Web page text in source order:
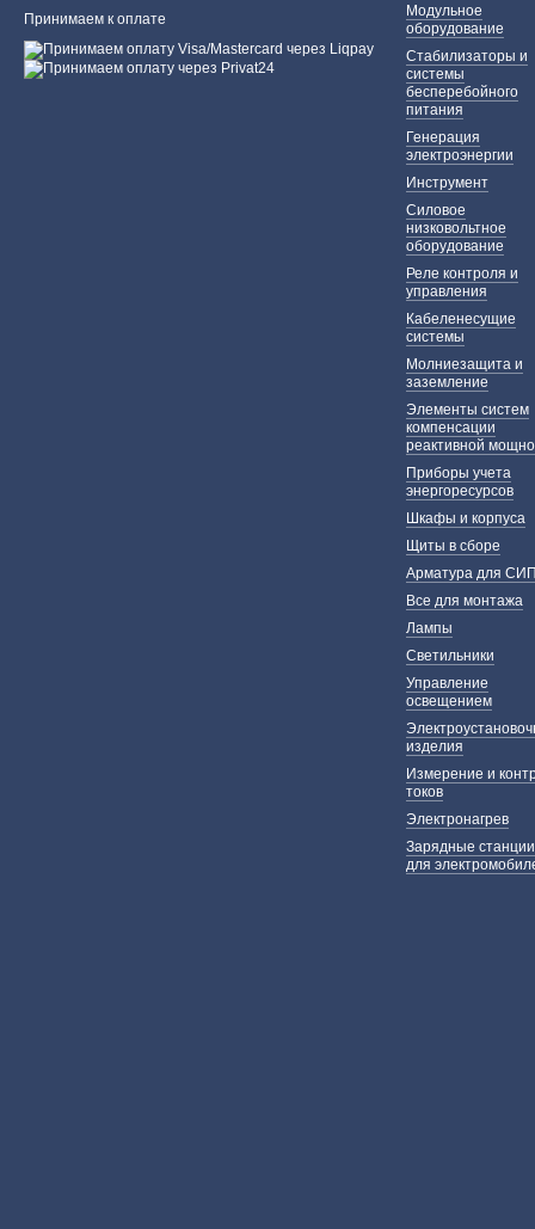
Принимаем к оплате
Модульное
оборудование
Стабилизаторы и
системы
бесперебойного
питания
Генерация
электроэнергии
Инструмент
Силовое
низковольтное
оборудование
Реле контроля и
управления
Кабеленесущие
системы
Молниезащита и
заземление
Элементы систем
компенсации
реактивной
Приборы учета
энергоресурсов
Шкафы и корпуса
Щиты в сборе
Арматура для
Все для монтажа
Лампы
Светильники
Управление
освещением
изделия
Измерение и
токов
Электронагрев
Зарядные станции
для